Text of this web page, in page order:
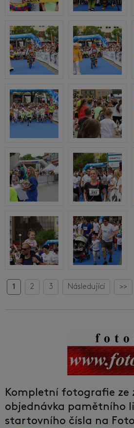
1 2 3 Následující >>
Kompletní fotografie ze
objednávka pamětního
startovního čísla na